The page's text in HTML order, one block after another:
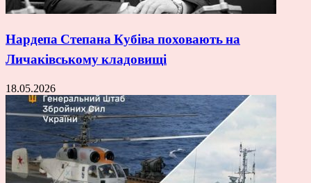
Нардепа Степана Кубіва поховають на
Личаківському кладовищі
18.05.2026